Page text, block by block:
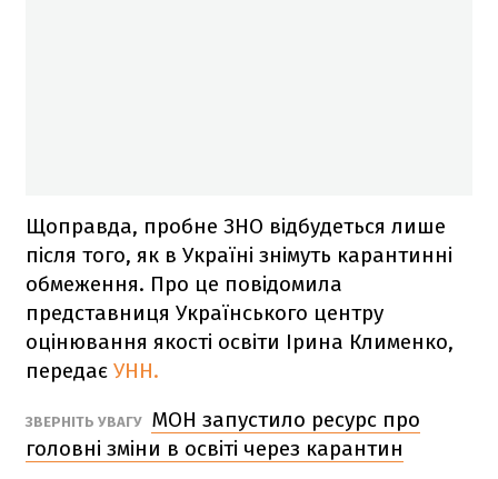
Щоправда, пробне ЗНО відбудеться лише
після того, як в Україні знімуть карантинні
обмеження. Про це повідомила
представниця Українського центру
оцінювання якості освіти Ірина Клименко,
передає УНН.
ЗВЕРНІТЬ УВАГУ МОН запустило ресурс про
головні зміни в освіті через карантин